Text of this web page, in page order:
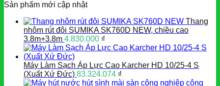
Sản phẩm mới cập nhật
Thang
nhôm rút đôi SUMIKA SK760D NEW, chiều cao
3.8m+3.8m 4.830.000 ₫
Máy Làm Sạch Áp Lực Cao Karcher HD 10/25-4 S
(Xuất Xứ Đức) 83.324.074 ₫